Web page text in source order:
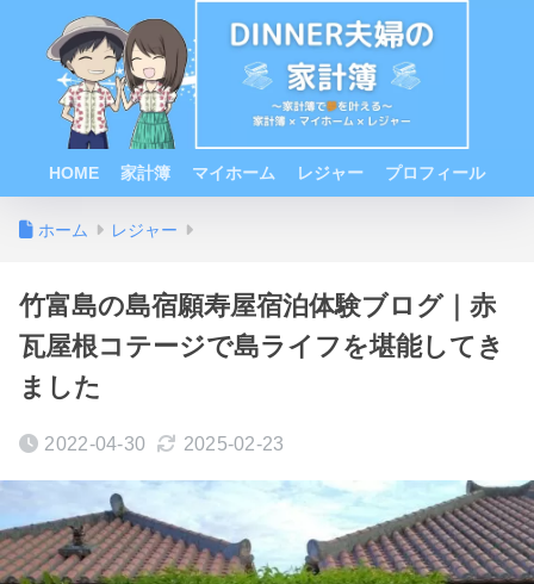
HOME 家計簿 マイホーム レジャー プロフィール
ホーム レジャー
竹富島の島宿願寿屋宿泊体験ブログ｜赤
瓦屋根コテージで島ライフを堪能してき
ました
2022-04-30 2025-02-23